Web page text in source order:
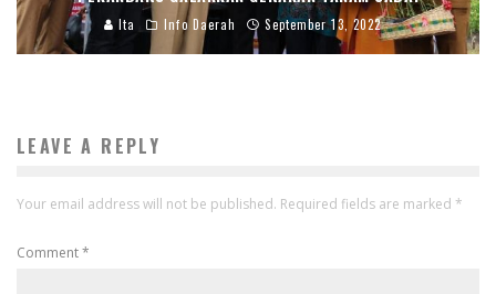
Ita Info Daerah September 13, 2022
LEAVE A REPLY
Your email address will not be published. Required fields are marked *
Comment*